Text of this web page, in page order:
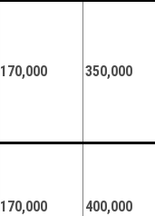
170,000 350,000
170,000 400,000